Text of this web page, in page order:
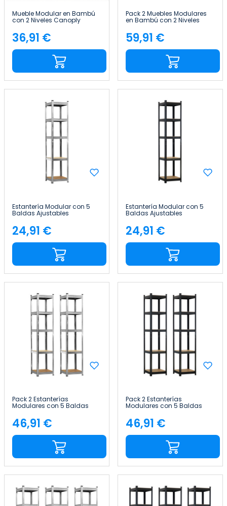
Mueble Modular en Bambú
con 2 Niveles Canoply
70x45x35cm Thinia Home
Precio
36,91 €
Pack 2 Muebles Modulares
en Bambú con 2 Niveles
Home
Precio
59,91 €
Estantería Modular con 5
Baldas Ajustables
180x40x40cm 175Kg Thinia
Home
Precio
24,91 €
Estantería Modular con 5
Baldas Ajustables
180x40x40cm 175Kg Thinia
Home
Precio
24,91 €
Pack 2 Estanterías
Modulares con 5 Baldas
175Kg Thinia Home
Precio
46,91 €
Pack 2 Estanterías
Modulares con 5 Baldas
175Kg Thinia Home
Precio
46,91 €